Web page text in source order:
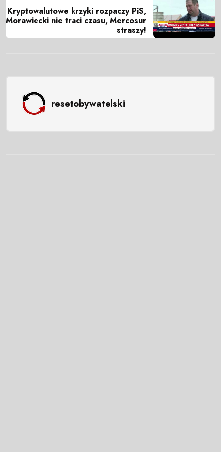
Kryptowalutowe krzyki rozpaczy PiS,
Morawiecki nie traci czasu, Mercosur
straszy!
resetobywatelski